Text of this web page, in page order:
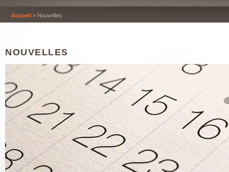
Accueil > Nouvelles
NOUVELLES